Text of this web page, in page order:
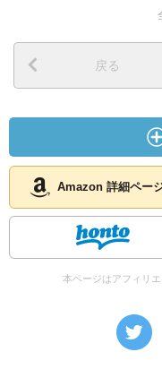
戻る
Amazon 詳細ペー
本ページはアフィリ